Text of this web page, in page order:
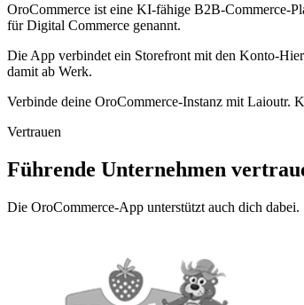
OroCommerce ist eine KI-fähige B2B-Commerce-
für Digital Commerce genannt.
Die App verbindet ein Storefront mit den Konto-
damit ab Werk.
Verbinde deine OroCommerce-Instanz mit Laioutr.
Vertrauen
Führende Unternehmen
Die OroCommerce-App unterstützt auch dich dabei.